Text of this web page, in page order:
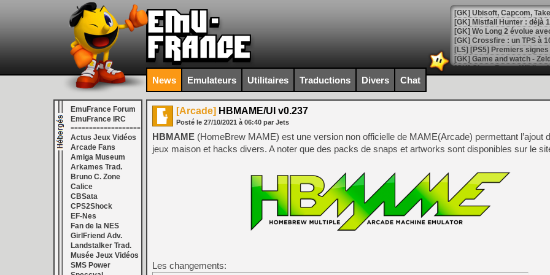
[GK] Mistfall Hunter : déjà
[GK] Wo Long 2 évolue
[GK] Crossfire : un TPS à
[LS] [PS5] Premiers
[Mo5] DOOM arrive en
[GK] Bethesda fête les 30
[GK] Roblox : l'action en
[GK] Agenda - GeForce
[GK] Devolver Digital en a
[LS] [PS5] ps5-y2jb-
[GK] Pourquoi Marvel
[GK] Test : Restory : Chill
[GK] GTA 6 : Rockstar
[GK] Hot Wheels Infinite
[GK] Mémoire cash -
[GK] Résultats Nintendo :
News Emulateurs Utilitaires Traductions Divers Chat
EmuFrance Forum
EmuFrance IRC
===================
Actus Jeux Vidéos
Arcade Fans
Amiga Museum
Arkames Trad.
Bruno C. Zone
Calice
CBSata
CPS2Shock
EF-Nes
Fan de la NES
GirlFriend Adv.
Landstalker Trad.
Musée Jeux Vidéos
SMS Power
[Arcade] HBMAME/UI v0.237
Posté le 27/10/2021 à 06:40 par Jets
HBMAME (HomeBrew MAME) est une version non officielle de MAME(Arcade) permettant l’ajout
jeux maison et hacks divers. A noter que des packs de snaps et artworks sont disponibles sur le
Les changements: